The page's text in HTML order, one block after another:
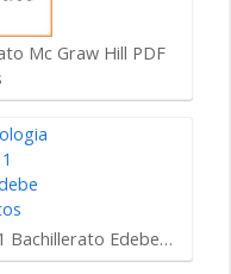
Mc Graw Hill PDF
Bachillerato Edebe…